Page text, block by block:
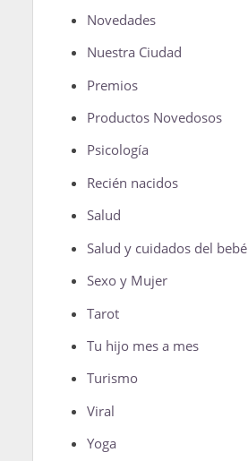
Novedades
Nuestra Ciudad
Premios
Productos Novedosos
Psicología
Recién nacidos
Salud
Salud y cuidados del bebé
Sexo y Mujer
Tarot
Tu hijo mes a mes
Turismo
Viral
Yoga